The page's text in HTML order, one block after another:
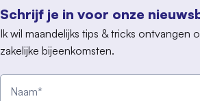
Schrijf je in voor onze
Ik wil maandelijks tips & tricks ontvangen
zakelijke bijeenkomsten.